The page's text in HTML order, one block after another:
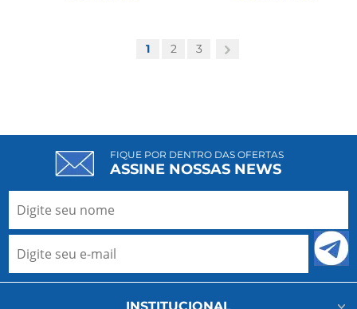
1 2 3
FIQUE POR DENTRO DAS OFERTAS
ASSINE NOSSAS NEWS